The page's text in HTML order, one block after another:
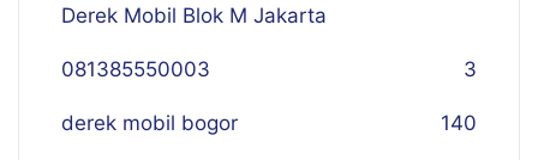
Derek Mobil Blok M Jakarta
081385550003 3
derek mobil bogor 140